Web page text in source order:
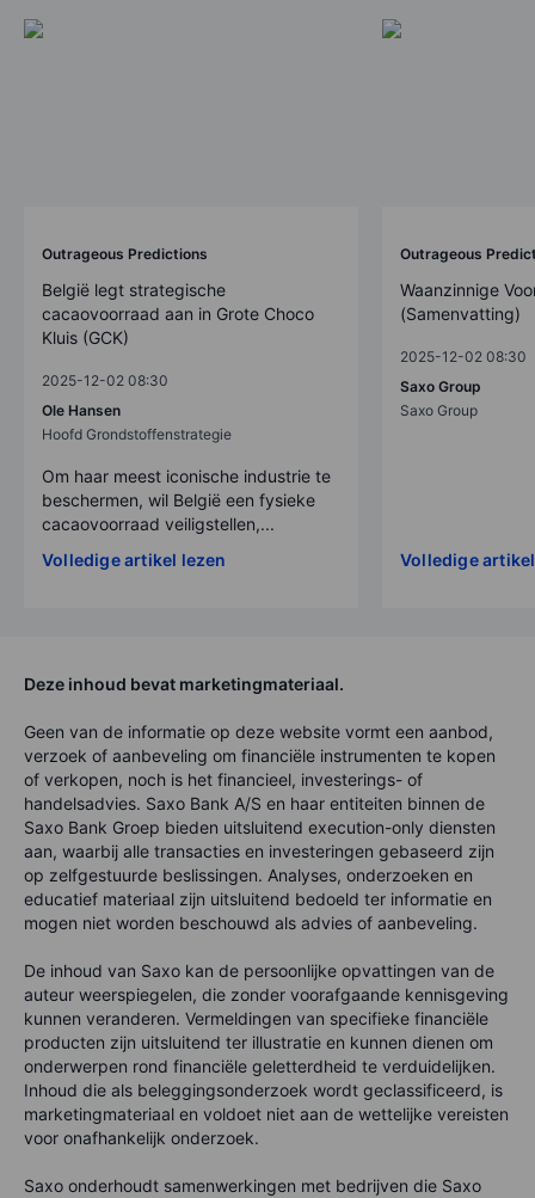
Outrageous Predictions
België legt strategische
cacaovoorraad aan in Grote Choco
Kluis (GCK)
2025-12-02 08:30
Ole Hansen
Hoofd Grondstoffenstrategie
Om haar meest iconische industrie te
beschermen, wil België een fysieke
cacaovoorraad veiligstellen,...
Volledige artikel lezen
Outrageous
Waanzinnige
(Samenvatting)
2025-12-02 08:30
Saxo Group
Saxo Group
Volledige
Deze inhoud bevat marketingmateriaal.
Geen van de informatie op deze website vormt een aanbod,
verzoek of aanbeveling om financiële instrumenten te kopen
of verkopen, noch is het financieel, investerings- of
handelsadvies. Saxo Bank A/S en haar entiteiten binnen de
Saxo Bank Groep bieden uitsluitend execution-only diensten
aan, waarbij alle transacties en investeringen gebaseerd zijn
op zelfgestuurde beslissingen. Analyses, onderzoeken en
educatief materiaal zijn uitsluitend bedoeld ter informatie en
mogen niet worden beschouwd als advies of aanbeveling.
De inhoud van Saxo kan de persoonlijke opvattingen van de
auteur weerspiegelen, die zonder voorafgaande kennisgeving
kunnen veranderen. Vermeldingen van specifieke financiële
producten zijn uitsluitend ter illustratie en kunnen dienen om
onderwerpen rond financiële geletterdheid te verduidelijken.
Inhoud die als beleggingsonderzoek wordt geclassificeerd, is
marketingmateriaal en voldoet niet aan de wettelijke vereisten
voor onafhankelijk onderzoek.
Saxo onderhoudt samenwerkingen met bedrijven die Saxo